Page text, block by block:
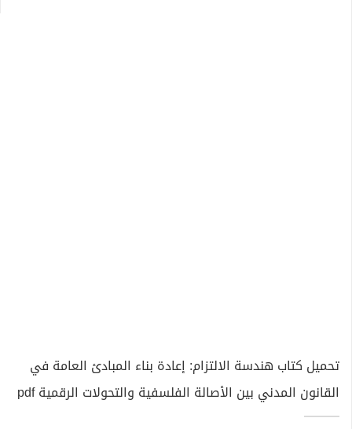
تحميل كتاب هندسة الالتزام: إعادة بناء المبادئ العامة في
القانون المدني بين الأصالة الفلسفية والتحولات الرقمية pdf